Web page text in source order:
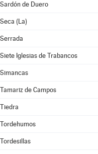
Sardón de Duero
Seca (La)
Serrada
Siete Iglesias de Trabancos
Simancas
Tamariz de Campos
Tiedra
Tordehumos
Tordesillas